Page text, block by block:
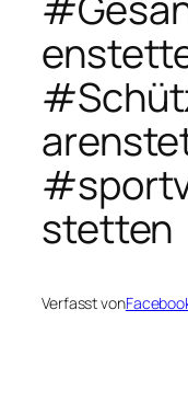
stetten
Verfasst von